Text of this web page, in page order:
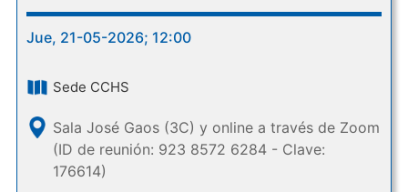
Jue, 21-05-2026; 12:00
Sede CCHS
Sala José Gaos (3C) y online a través de Zoom
(ID de reunión: 923 8572 6284 - Clave:
176614)